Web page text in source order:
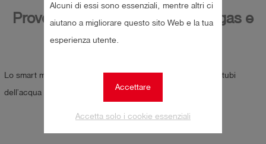
Alcuni di essi sono essenziali, mentre altri ci
aiutano a migliorare questo sito Web e la tua
esperienza utente.
Accettare
Accetta solo i cookie essenziali
Prove di tenuta per condotte di gas e
Lo smart memo può essere utilizzato per il sollevamento di tubi
dell’acqua e del gas.